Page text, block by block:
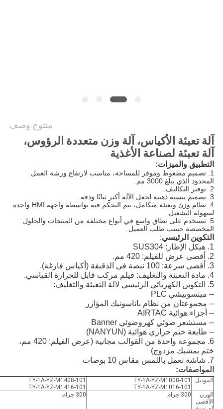
منتوج وصف
آلة تعبئة الأكياس، آلة وزن متعددة الرؤوس،
آلة تعبئة لصناعة الأغذية
التطبيق والميزات:
1. تصميم مضغوط وموفر للمساحة، مناسب لارتفاع ورشة العمل
المحدود الذي يبلغ 3000 مم.
2. توفير التكاليف
3. تصميم بنسبة ذهبية لجعل الآلة أكثر ثباتًا ودقة.
4. نظام وزن وتعبئة متكامل، يتم التحكم فيه بواسطة واجهة HMI واحدة
لسهولة التشغيل.
5. تستخدم على نطاق واسع في أنواع مختلفة من المنتجات والحلول
المخصصة حسب طلب العميل.
التكوين الرئيسي:
1. هيكل الإطار: SUS304
2. أقصى عرض للفيلم: 420 مم.
3. أقصى سرعة: 100 نبضة في الدقيقة (أكياس فارغة).
4. مادة التعبئة والتغليف: فيلم مركب قابل للحرارة القياسي.
5. التكوين الكهربائي الرئيسي لآلة التعبئة والتغليف:
-- ميتسوبيشي PLC
-- مجموعتان من نظام باناسونيك المؤازر
-- أجزاء هوائية AIRTAC
-- مستشعر ضوئي كهروضوئي Banner
-- طابعة ختم حراري هوائية (NANYUN)
6. مجموعة واحدة من القوالب مجانية (عرض الفيلم: 420 مم،
ختم بمشبك مزدوج)
7. شاشة تعمل باللمس مقاس 10 بوصات
المواصفات:
الموديل
TY-1A-YZ-M1008-101
TY-1A-YZ-M1016-101
TY-1A-YZ-M1408-101
TY-1A-YZ-M1416-101
الوزن
الأقصى
300 جرام 300 جرام